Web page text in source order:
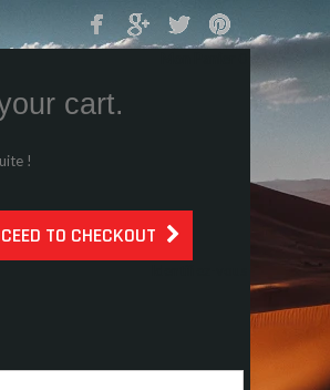
cart.
!
TO CHECKOUT